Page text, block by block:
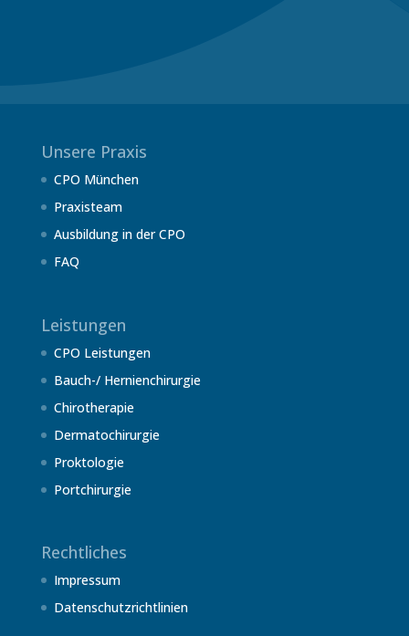
Unsere Praxis
CPO München
Praxisteam
Ausbildung in der CPO
FAQ
Leistungen
CPO Leistungen
Bauch-/ Hernienchirurgie
Chirotherapie
Dermatochirurgie
Proktologie
Portchirurgie
Rechtliches
Impressum
Datenschutzrichtlinien